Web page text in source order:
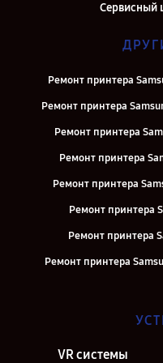
Сервисный
Ремонт принтера
Ремонт принтера
Ремонт принтера
Ремонт принтера
Ремонт принтера
Ремонт принтера
Ремонт принтера
Ремонт принтера
VR системы